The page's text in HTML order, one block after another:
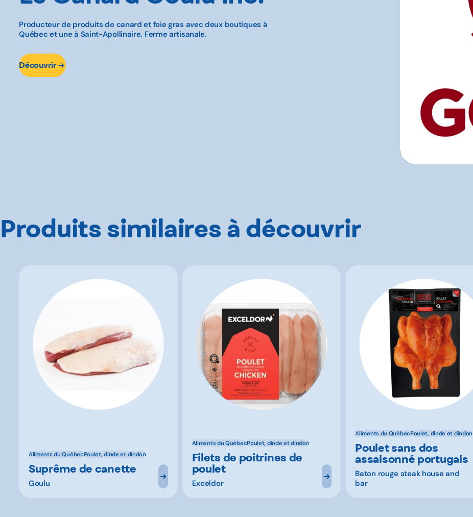
Producteur de produits de canard et foie gras avec deux boutiques à
Québec et une à Saint-Apollinaire. Ferme artisanale.
Découvrir
Produits similaires à découvrir
Aliments du QuébecPoulet, dinde et dindon
Suprême de canette
Goulu
Aliments du QuébecPoulet, dinde et dindon
Filets de poitrines de
poulet
Exceldor
Aliments du QuébecPoulet, dinde et dindon
Poulet sans dos
assaisonné portugais
Baton rouge steak house and
bar